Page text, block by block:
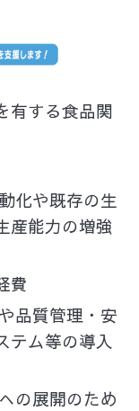
有する食品関
化や既存の生
産能力の増強
費
品質管理・安
テム等の導入
の展開のため